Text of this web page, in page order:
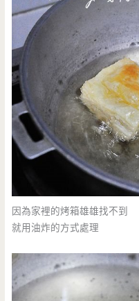
因為家裡的烤箱雄雄找不到
就用油炸的方式處理